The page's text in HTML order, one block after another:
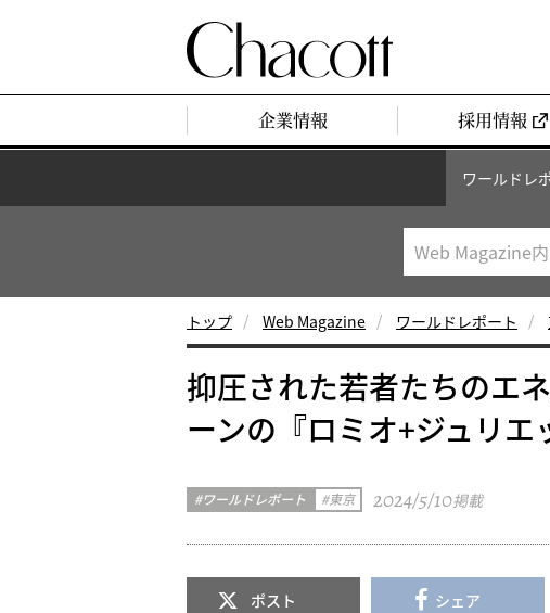
企業情報 採用情報
ワールドレ
トップ Web Magazine ワールドレポート
抑圧された若者たちのエ
ーンの『ロミオ+ジュリエ
ワールドレポート 東京 2024/5/10掲載
ポスト シェア